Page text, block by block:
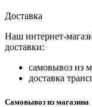
Доставка
Наш интернет-
доставки:
самовывоз из
доставка
Самовывоз из магазина